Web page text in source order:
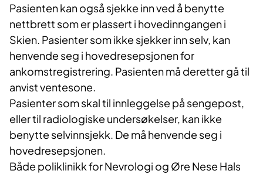
Pasienten kan også sjekke inn ved å benytte
nettbrett som er plassert i hovedinngangen i
Skien. Pasienter som ikke sjekker inn selv, kan
henvende seg i hovedresepsjonen for
ankomstregistrering. Pasienten må deretter gå til
anvist ventesone.
Pasienter som skal til innleggelse på sengepost,
eller til radiologiske undersøkelser, kan ikke
benytte selvinnsjekk. De må henvende seg i
hovedresepsjonen.
Både poliklinikk for Nevrologi og Øre Nese Hals